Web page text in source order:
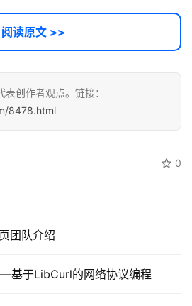
阅读原文 >>
创作者观点。链接：
8478.html
0
团队介绍
基于LibCurl的网络协议编程